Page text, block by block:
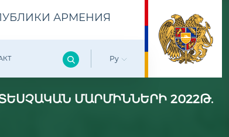
АРМЕНИЯ
Ру
ՄԱՐՄԻՆՆԵՐԻ 2022Թ.